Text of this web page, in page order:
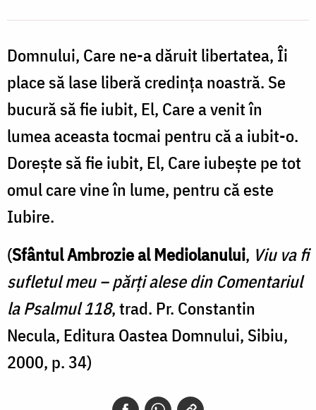
noastră
/
Foto:
Pr.
Silviu
Cluci
Domnului, Care ne-a dăruit libertatea, Îi
place să lase liberă credința noastră. Se
bucură să fie iubit, El, Care a venit în
lumea aceasta tocmai pentru că a iubit-o.
Dorește să fie iubit, El, Care iubește pe tot
omul care vine în lume, pentru că este
Iubire.
(Sfântul Ambrozie al Mediolanului, Viu va fi
sufletul meu – părți alese din Comentariul
la Psalmul 118, trad. Pr. Constantin
Necula, Editura Oastea Domnului, Sibiu,
2000, p. 34)